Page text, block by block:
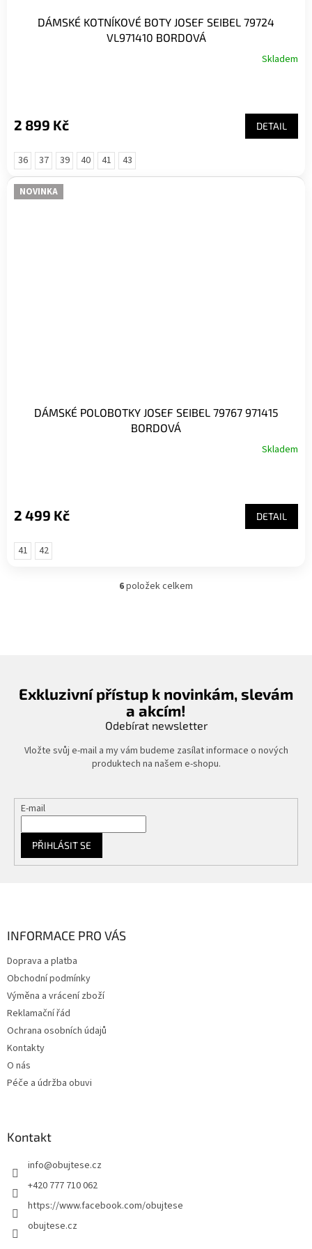
DÁMSKÉ KOTNÍKOVÉ BOTY JOSEF SEIBEL 79724
VL971410 BORDOVÁ
Skladem
2 899 Kč DETAIL
36 37 39 40 41 43
NOVINKA
DÁMSKÉ POLOBOTKY JOSEF SEIBEL 79767 971415
BORDOVÁ
Skladem
2 499 Kč DETAIL
41 42
O
p
r
v
y
v
i
6položek celkem
Exkluzivní přístup k novinkám, slevám
a akcím!
Odebírat newsletter
Vložte svůj e-mail a my vám budeme zasílat informace o nových
produktech na našem e-shopu.
E-mail
PŘIHLÁSIT SE
INFORMACE PRO VÁS
Doprava a platba
Obchodní podmínky
Výměna a vrácení zboží
Reklamační řád
Ochrana osobních údajů
Kontakty
O nás
Péče a údržba obuvi
Kontakt
info@obujtese.cz
+420 777 710 062
https://www.facebook.com/obujtese
obujtese.cz